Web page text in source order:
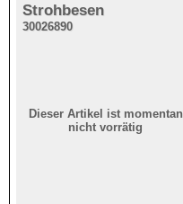
Strohbesen
30026890
Dieser Artikel ist momentan
nicht vorrätig